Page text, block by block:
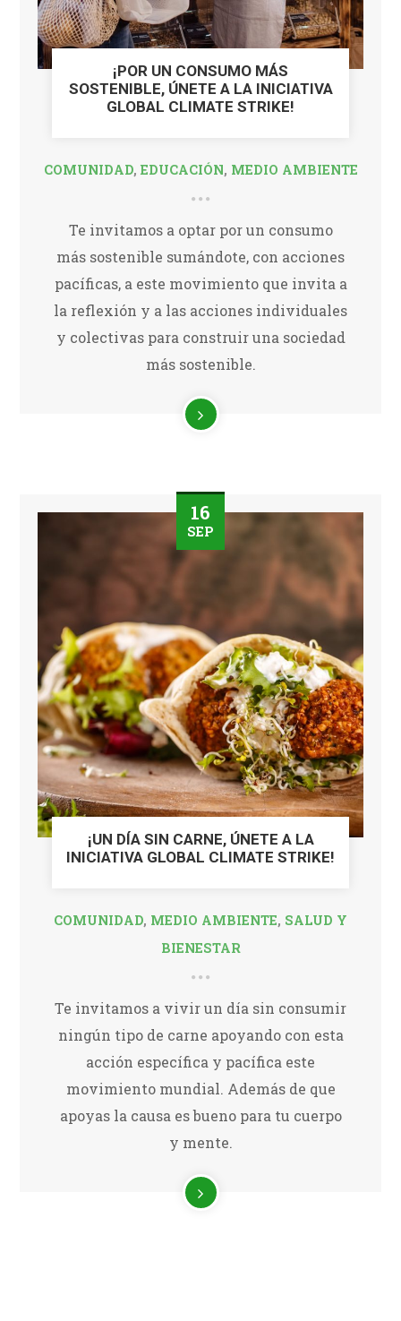
¡POR UN CONSUMO MÁS
SOSTENIBLE, ÚNETE A LA INICIATIVA
GLOBAL CLIMATE STRIKE!
COMUNIDAD, EDUCACIÓN, MEDIO AMBIENTE
Te invitamos a optar por un consumo
más sostenible sumándote, con acciones
pacíficas, a este movimiento que invita a
la reflexión y a las acciones individuales
y colectivas para construir una sociedad
más sostenible.
16
SEP
¡UN DÍA SIN CARNE, ÚNETE A LA
INICIATIVA GLOBAL CLIMATE STRIKE!
COMUNIDAD, MEDIO AMBIENTE, SALUD Y
BIENESTAR
Te invitamos a vivir un día sin consumir
ningún tipo de carne apoyando con esta
acción específica y pacífica este
movimiento mundial. Además de que
apoyas la causa es bueno para tu cuerpo
y mente.